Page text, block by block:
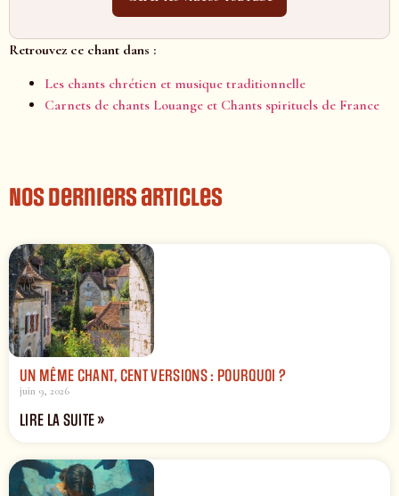
Retrouvez ce chant dans :
Les chants chrétien et musique traditionnelle
Carnets de chants Louange et Chants spirituels de France
Nos derniers articles
UN MÊME CHANT, CENT VERSIONS : POURQUOI ?
juin 9, 2026
LIRE LA SUITE »